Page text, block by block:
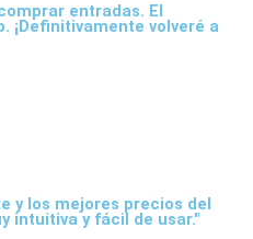
entradas. El
¡Definitivamente volveré a
y los mejores precios del
intuitiva y fácil de usar."